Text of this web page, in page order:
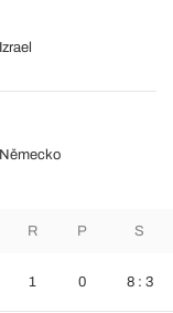
Izrael
Německo
R P S
1 0 8 : 3